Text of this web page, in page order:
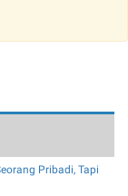
November
Pribadi, Tapi